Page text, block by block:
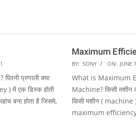
प्रणाली क्या
) में एक डिस्क होती
बना होता है जिसमे,
Maximum
2021-
06-
07
BY: SONY ON: JUNE
What is Maximum
Machine? किसी मशीन
किसी मशीन ( machine
maximum efficiency )